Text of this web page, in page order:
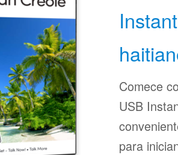
Comece
USB
para